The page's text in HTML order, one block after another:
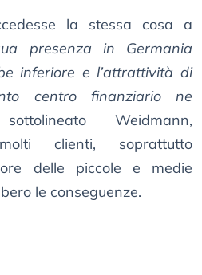
la stessa cosa a
presenza in Germania
inferiore e l’attrattività di
centro finanziario ne
Weidmann,
clienti, soprattutto
delle piccole e medie
le conseguenze.